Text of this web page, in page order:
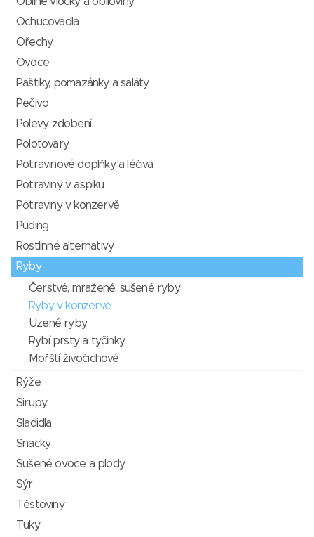
Ochucovadla
Ořechy
Ovoce
Paštiky, pomazánky a saláty
Pečivo
Polevy, zdobení
Polotovary
Potravinové doplňky a léčiva
Potraviny v aspiku
Potraviny v konzervě
Puding
Rostlinné alternativy
Ryby
Čerstvé, mražené, sušené ryby
Ryby v konzervě
Uzené ryby
Rybí prsty a tyčinky
Mořští živočichové
Rýže
Sirupy
Sladidla
Snacky
Sušené ovoce a plody
Sýr
Těstoviny
Tuky